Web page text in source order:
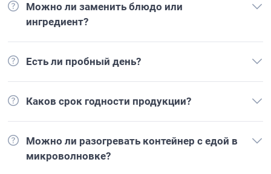
Можно ли заменить блюдо или
ингредиент?
Есть ли пробный день?
Каков срок годности продукции?
Можно ли разогревать контейнер с едой в
микроволновке?